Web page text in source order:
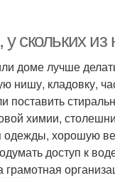
скольких
доме лучше
нишу, кладовку,
поставить
химии,
одежды, хорошую
доступ к